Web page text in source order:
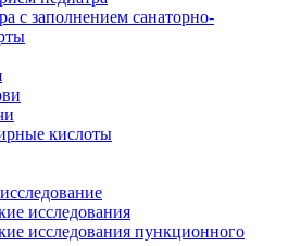
с заполнением санаторно-
кислоты
исследования
исследования пункционного